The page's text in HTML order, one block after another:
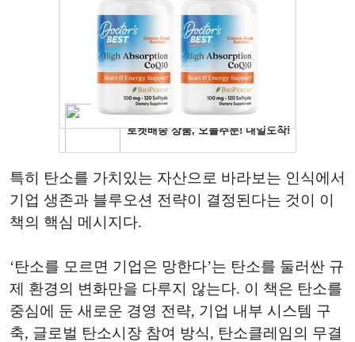
특히 탄소를 가치있는 자산으로 바라보는 인식에서
기업 생존과 블루오션 전략이 결정된다는 것이 이
책의 핵심 메시지다.
‘탄소를 모르면 기업은 망한다’는 탄소를 둘러싼 규
제 환경의 변화만을 다루지 않는다. 이 책은 탄소를
중심에 둔 새로운 경영 전략, 기업 내부 시스템 구
축, 글로벌 탄소시장 참여 방식, 탄소클레임의 무결